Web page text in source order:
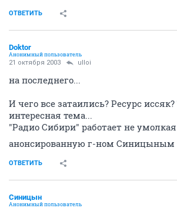
ОТВЕТИТЬ
Doktor
Анонимный пользователь
21 октября 2003 ulloi
на последнего...
И чего все затаились? Ресурс иссяк?
интересная тема...
"Радио Сибири" работает не
анонсированную г-ном Синицыным
ОТВЕТИТЬ
Синицын
Анонимный пользователь